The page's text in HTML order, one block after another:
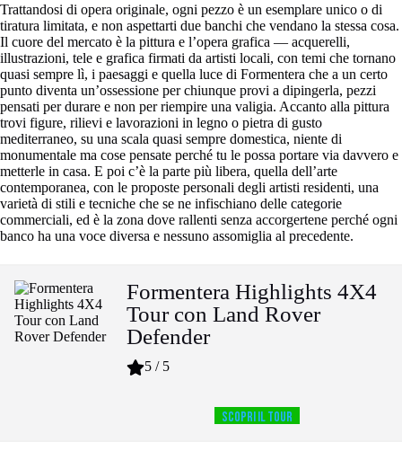
Trattandosi di opera originale, ogni pezzo è un esemplare unico o di
tiratura limitata, e non aspettarti due banchi che vendano la stessa cosa.
Il cuore del mercato è la pittura e l’opera grafica — acquerelli,
illustrazioni, tele e grafica firmati da artisti locali, con temi che tornano
quasi sempre lì, i paesaggi e quella luce di Formentera che a un certo
punto diventa un’ossessione per chiunque provi a dipingerla, pezzi
pensati per durare e non per riempire una valigia. Accanto alla pittura
trovi figure, rilievi e lavorazioni in legno o pietra di gusto
mediterraneo, su una scala quasi sempre domestica, niente di
monumentale ma cose pensate perché tu le possa portare via davvero e
metterle in casa. E poi c’è la parte più libera, quella dell’arte
contemporanea, con le proposte personali degli artisti residenti, una
varietà di stili e tecniche che se ne infischiano delle categorie
commerciali, ed è la zona dove rallenti senza accorgertene perché ogni
banco ha una voce diversa e nessuno assomiglia al precedente.
Formentera Highlights 4X4
Tour con Land Rover
Defender
5 / 5
SCOPRI IL TOUR